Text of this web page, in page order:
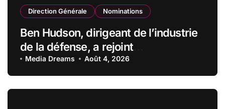
Direction Générale Nominations
Ben Hudson, dirigeant de l’industrie
de la défense, a rejoint
CZECHOSLOVAK GROUP (CSG) en
qualité de vice-président du conseil
d’administration
Media Dreams Août 4, 2026